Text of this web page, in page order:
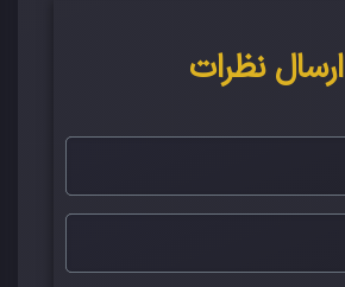
ارسال نظرات